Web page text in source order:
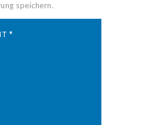
speichern.